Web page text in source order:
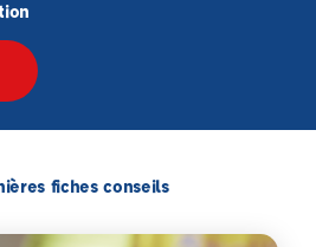
fiches conseils